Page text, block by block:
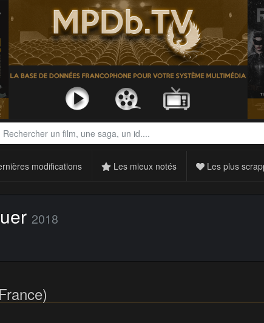
modifications Les mieux notés Les plus
2018